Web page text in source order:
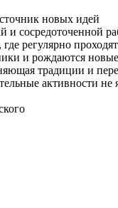
новых идей
и сосредоточенной
регулярно
и рождаются
традиции и
активности